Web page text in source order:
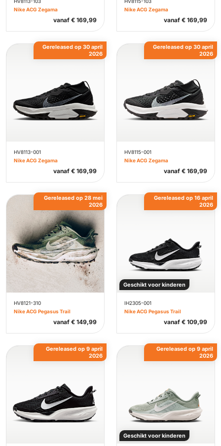
Nike ACG Zegama
vanaf € 169,99
Nike ACG Zegama
vanaf € 169,99
HV8113-001
Nike ACG Zegama
vanaf € 169,99
Gereleased op 30 april
2026
HV8115-001
Nike ACG Zegama
vanaf € 169,99
Gereleased op 30 april
2026
HV8121-310
Nike ACG Pegasus Trail
vanaf € 149,99
Gereleased op 28 mei
2026
Geschikt voor kinderen
IH2305-001
Nike ACG Pegasus Trail
vanaf € 109,99
Gereleased op 16 april
2026
Gereleased op 9 april
2026
Geschikt voor kinderen
Gereleased op 9 april
2026